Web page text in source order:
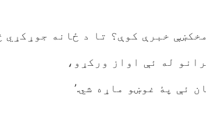
خبرې کوې؟ تا د ځانه جوړکړي
له ئې اواز ورکړو،
ئې پۀ غوښو ماړه شي.’